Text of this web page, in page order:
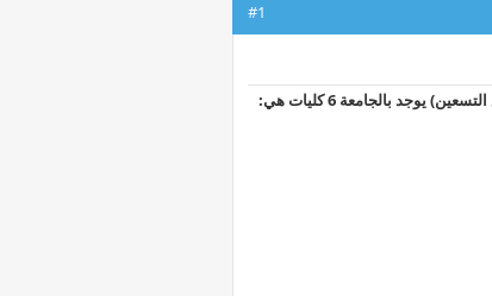
#1
بالجامعة 6 كليات هي: